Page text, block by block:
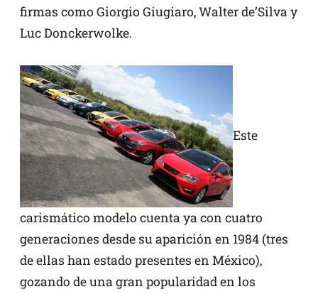
firmas como Giorgio Giugiaro, Walter de’Silva y
Luc Donckerwolke.
Este
carismático modelo cuenta ya con cuatro
generaciones desde su aparición en 1984 (tres
de ellas han estado presentes en México),
gozando de una gran popularidad en los